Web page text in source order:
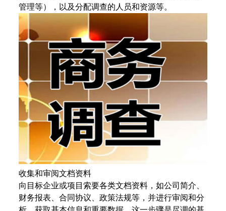
管理等），以及分配调查的人员和资源等。
收集和审阅文档资料
向目标企业或项目索要各类文档资料，如公司简介、
财务报表、合同协议、政策法规等，并进行审阅和分